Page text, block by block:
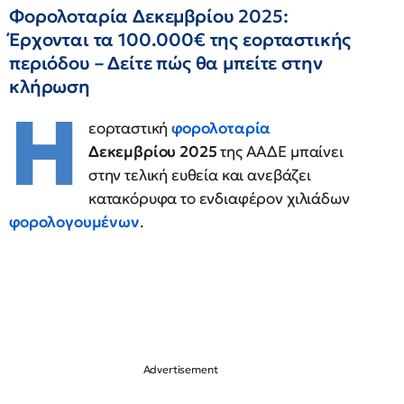
Φορολοταρία Δεκεμβρίου 2025:
Έρχονται τα 100.000€ της εορταστικής
περιόδου – Δείτε πώς θα μπείτε στην
κλήρωση
Η εορταστικήφορολοταρία
Δεκεμβρίου 2025της ΑΑΔΕ μπαίνει
στην τελική ευθεία και ανεβάζει
κατακόρυφα το ενδιαφέρον χιλιάδων
φορολογουμένων.